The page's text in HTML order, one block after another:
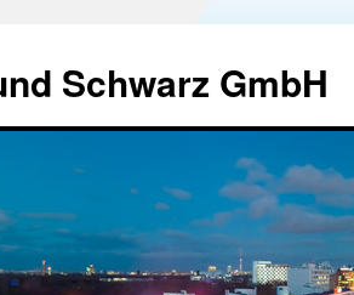
Schwarz GmbH